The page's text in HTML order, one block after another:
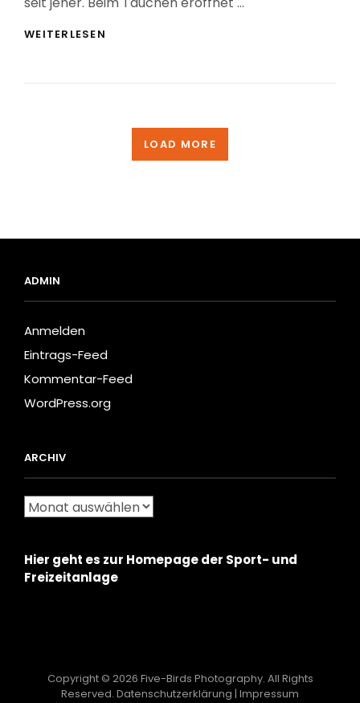
WEITERLESEN
LOAD MORE
ADMIN
Anmelden
Eintrags-Feed
Kommentar-Feed
WordPress.org
ARCHIV
Archiv
Hier geht es zur Homepage der Sport- und
Freizeitanlage
Copyright © 2026 Five-Birds Photography. All Rights
Reserved. Datenschutzerklärung | Impressum